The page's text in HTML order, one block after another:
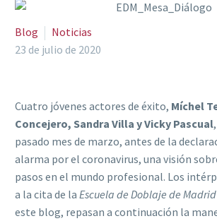
Blog
Noticias
23 de julio de 2020
Cuatro jóvenes actores de éxito, Míchel
Concejero, Sandra Villa y Vicky Pascual
pasado mes de marzo, antes de la
alarma por el coronavirus, una visión
pasos en el mundo profesional. Los
a la cita de la Escuela de Doblaje de Madrid
este blog, repasan a continuación la